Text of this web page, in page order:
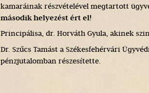
kamaráinak részvételével megtartott
második helyezést ért el!
Principálisa, dr. Horváth Gyula, akinek
Dr. Szűcs Tamást a Székesfehérvári
pénzjutalomban részesítette.